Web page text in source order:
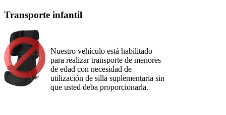
Transporte infantil
Nuestro vehículo está habilitado
para realizar transporte de menores
de edad con necesidad de
utilización de silla suplementaria sin
que usted deba proporcionarla.